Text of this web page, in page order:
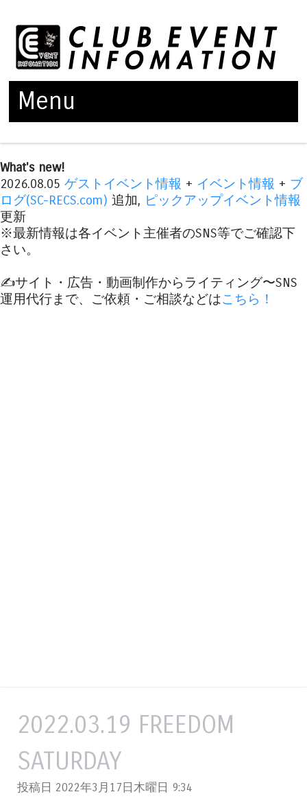
Menu
What's new!
2026.08.05 ゲストイベント情報 + イベント情報 + ブ
ログ(SC-RECS.com) 追加, ピックアップイベント情報
更新
※最新情報は各イベント主催者のSNS等でご確認下
さい。
✍️サイト・広告・動画制作からライティング〜SNS
運用代行まで、ご依頼・ご相談などはこちら！
2022.03.19 FREEDOM
SATURDAY
投稿日 2022年3月17日木曜日 9:34